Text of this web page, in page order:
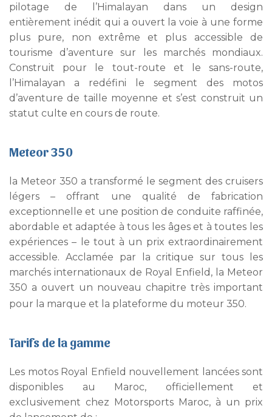
pilotage de l’Himalayan dans un design
entièrement inédit qui a ouvert la voie à une forme
plus pure, non extrême et plus accessible de
tourisme d’aventure sur les marchés mondiaux.
Construit pour le tout-route et le sans-route,
l’Himalayan a redéfini le segment des motos
d’aventure de taille moyenne et s’est construit un
statut culte en cours de route.
Meteor 350
la Meteor 350 a transformé le segment des cruisers
légers – offrant une qualité de fabrication
exceptionnelle et une position de conduite raffinée,
abordable et adaptée à tous les âges et à toutes les
expériences – le tout à un prix extraordinairement
accessible. Acclamée par la critique sur tous les
marchés internationaux de Royal Enfield, la Meteor
350 a ouvert un nouveau chapitre très important
pour la marque et la plateforme du moteur 350.
Tarifs de la gamme
Les motos Royal Enfield nouvellement lancées sont
disponibles au Maroc, officiellement et
exclusivement chez Motorsports Maroc, à un prix